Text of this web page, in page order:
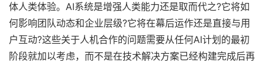
体人类体验。AI系统是增强人类能力还是取而代之?它将如
何影响团队动态和企业层级?它将在幕后运作还是直接与用
户互动?这些关于人机合作的问题需要从任何AI计划的最初
阶段就加以考虑，而不是在技术解决方案已经构建完成后再